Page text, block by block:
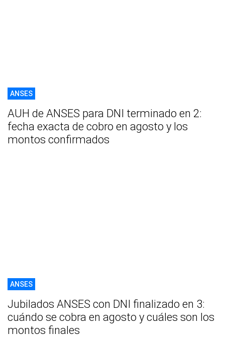
ANSES
AUH de ANSES para DNI terminado en 2:
fecha exacta de cobro en agosto y los
montos confirmados
ANSES
Jubilados ANSES con DNI finalizado en 3:
cuándo se cobra en agosto y cuáles son los
montos finales